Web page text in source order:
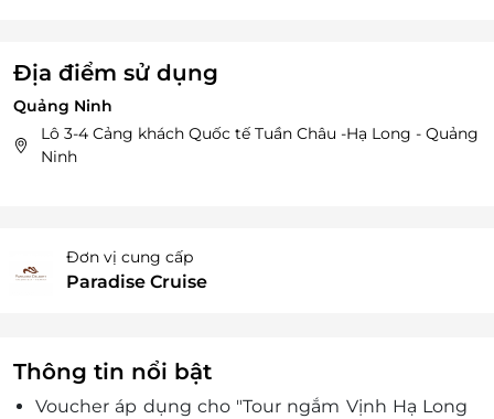
Địa điểm sử dụng
Quảng Ninh
Lô 3-4 Cảng khách Quốc tế Tuần Châu -Hạ Long - Quảng
Ninh
Đơn vị cung cấp
Paradise Cruise
Thông tin nổi bật
Voucher áp dụng cho "Tour ngắm Vịnh Hạ Long